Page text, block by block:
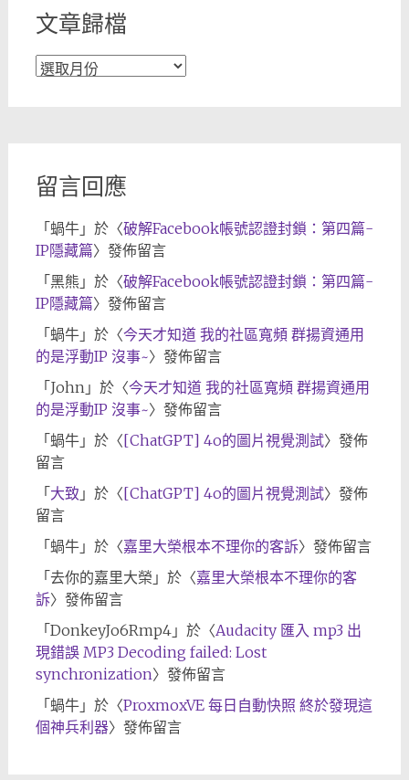
文章歸檔
文
留言回應
「 蝸牛」於〈破解Facebook帳號認證封鎖：第四篇-
IP隱藏篇〉發佈留言
「 黑熊 」於〈破解Facebook帳號認證封鎖：第四篇-
IP隱藏篇〉發佈留言
「 蝸牛」於〈今天才知道 我的社區寬頻 群揚資通用
的是浮動IP 沒事~〉發佈留言
「 John」於〈今天才知道 我的社區寬頻 群揚資通用
的是浮動IP 沒事~〉發佈留言
「 蝸牛」於〈[ChatGPT] 4o的圖片視覺測試〉發佈
留言
「 大致 」於〈[ChatGPT] 4o的圖片視覺測試〉發佈
留言
「 蝸牛」於〈嘉里大榮根本不理你的客訴〉發佈留言
「 去你的嘉里大榮 」於〈嘉里大榮根本不理你的客
訴〉發佈留言
「 DonkeyJo6Rmp4」於〈Audacity 匯入 mp3 出
現錯誤 MP3 Decoding failed: Lost
synchronization〉發佈留言
「 蝸牛」於〈ProxmoxVE 每日自動快照 終於發現這
個神兵利器〉發佈留言